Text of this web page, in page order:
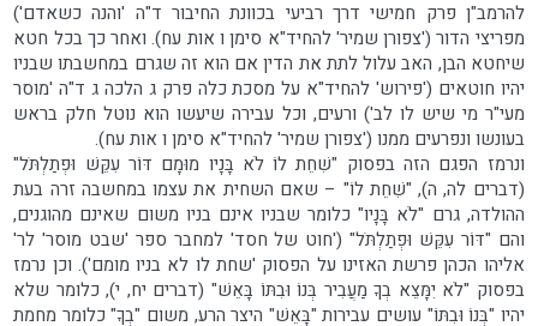
להרמב"ן פרק חמישי דרך רביעי בכוונת החיבור ד"ה 'והנה כשאדם')
מפריצי הדור ('צפורן שמיר' להחיד"א סימן ו אות עח). ואחר כך בכל חטא
שיחטא הבן, האב עלול לתת את הדין אם הוא זה שגרם במחשבתו שבניו
יהיו חוטאים ('פירוש' להחיד"א על מסכת כלה פרק ג הלכה ג ד"ה 'מוסר
מעי"ר מי שיש לו לב') ורעים, וכל עבירה שיעשו הוא נוטל חלק בראש
בעונשו ונפרעים ממנו ('צפורן שמיר' להחיד"א סימן ו אות עח).
ונרמז הפגם הזה בפסוק "שִׁחֵת לוֹ לֹא בָּנָיו מוּמָם דּוֹר עִקֵּשׁ וּפְתַלְתֹּל"
(דברים לה, ה), "שִׁחֵת לוֹ" – שאם השחית את עצמו במחשבה זרה בעת
ההולדה, גרם "לֹא בָּנָיו" כלומר שבניו אינם בניו משום שאינם מהוגנים,
והם "דּוֹר עִקֵּשׁ וּפְתַלְתֹּל" ('חוט של חסד' למחבר ספר 'שבט מוסר' לר'
אליהו הכהן פרשת האזינו על הפסוק 'שחת לו לא בניו מומם'). וכן נרמז
בפסוק "לֹא יִמָּצֵא בְךָ מַעֲבִיר בְּנוֹ וּבִתּוֹ בָּאֵשׁ" (דברים יח, י), כלומר שלא
יהיו "בְּנוֹ וּבִתּוֹ" עושים עבירות "בָּאֵשׁ" היצר הרע, משום "בְךָ" כלומר מחמת